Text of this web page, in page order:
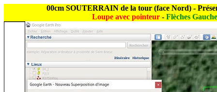
00cm SOUTERRAIN de la tour (face Nord) -
Loupe avec pointeur - Flèches